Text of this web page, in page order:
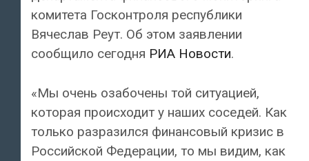
комитета Госконтроля республики
Вячеслав Реут. Об этом заявлении
сообщило сегодня РИА Новости.
«Мы очень озабочены той ситуацией,
которая происходит у наших соседей. Как
только разразился финансовый кризис в
Российской Федерации, то мы видим, как